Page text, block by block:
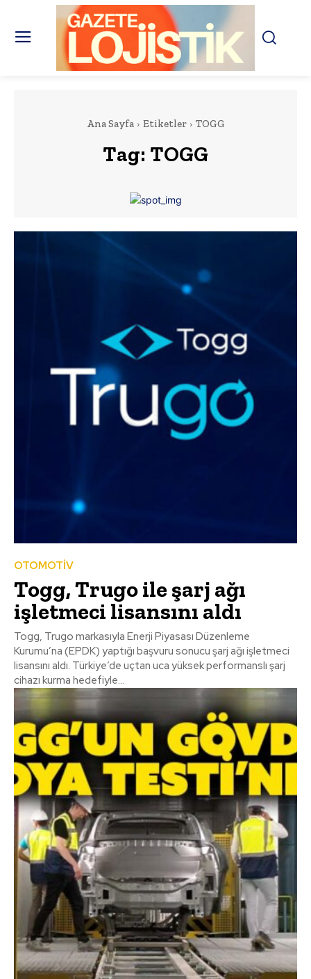
Ana Sayfa Etiketler TOGG
Tag: TOGG
OTOMOTİV
Togg, Trugo ile şarj ağı
işletmeci lisansını aldı
Togg, Trugo markasıyla Enerji Piyasası Düzenleme
Kurumu’na (EPDK) yaptığı başvuru sonucu şarj ağı işletmeci
lisansını aldı. Türkiye’de uçtan uca yüksek performanslı şarj
cihazı kurma hedefiyle...